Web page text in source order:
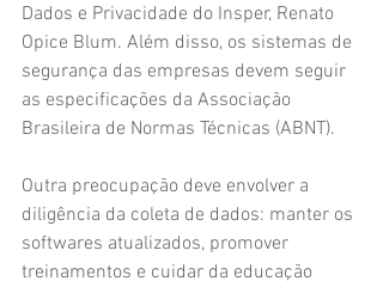
Dados e Privacidade do Insper, Renato
Opice Blum. Além disso, os sistemas de
segurança das empresas devem seguir
as especificações da Associação
Brasileira de Normas Técnicas (ABNT).
Outra preocupação deve envolver a
diligência da coleta de dados: manter os
softwares atualizados, promover
treinamentos e cuidar da educação